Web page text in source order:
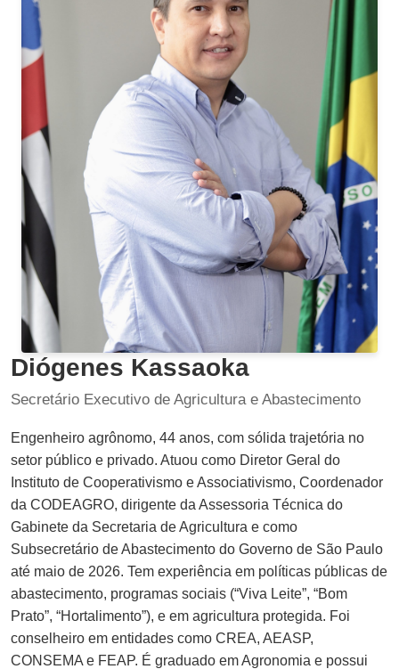
Diógenes Kassaoka
Secretário Executivo de Agricultura e Abastecimento
Engenheiro agrônomo, 44 anos, com sólida trajetória no
setor público e privado. Atuou como Diretor Geral do
Instituto de Cooperativismo e Associativismo, Coordenador
da CODEAGRO, dirigente da Assessoria Técnica do
Gabinete da Secretaria de Agricultura e como
Subsecretário de Abastecimento do Governo de São Paulo
até maio de 2026. Tem experiência em políticas públicas de
abastecimento, programas sociais (“Viva Leite”, “Bom
Prato”, “Hortalimento”), e em agricultura protegida. Foi
conselheiro em entidades como CREA, AEASP,
CONSEMA e FEAP. É graduado em Agronomia e possui